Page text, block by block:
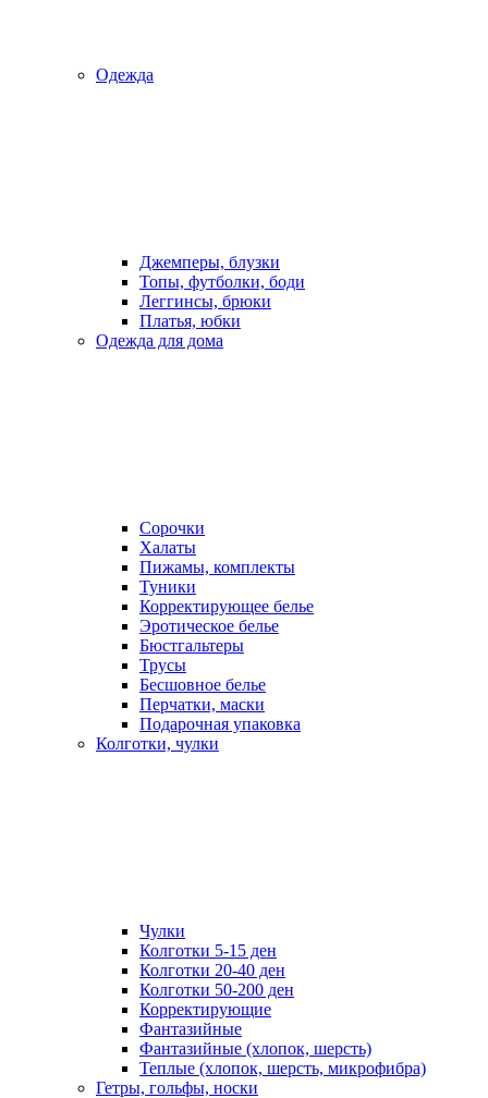
Одежда
Джемперы, блузки
Топы, футболки, боди
Леггинсы, брюки
Платья, юбки
Одежда для дома
Сорочки
Халаты
Пижамы, комплекты
Туники
Корректирующее белье
Эротическое белье
Бюстгальтеры
Трусы
Бесшовное белье
Перчатки, маски
Подарочная упаковка
Колготки, чулки
Чулки
Колготки 5-15 ден
Колготки 20-40 ден
Колготки 50-200 ден
Корректирующие
Фантазийные
Фантазийные (хлопок, шерсть)
Теплые (хлопок, шерсть, микрофибра)
Гетры, гольфы, носки